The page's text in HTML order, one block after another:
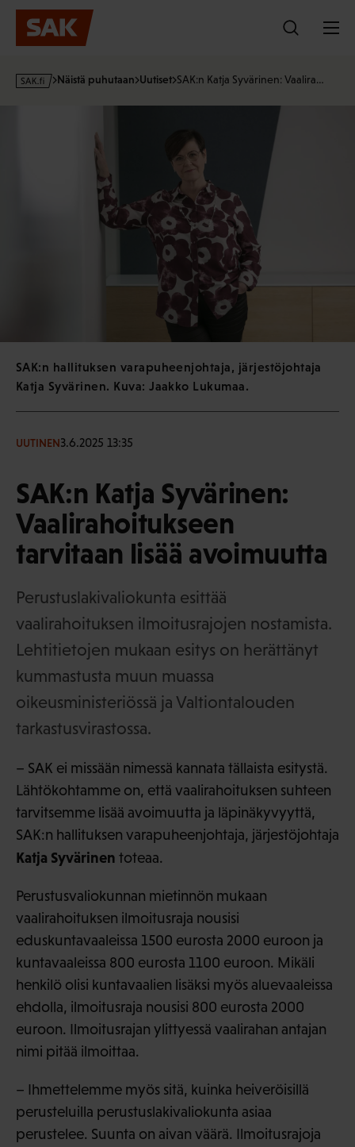
Hyppää
sisältöön
s
Näistä puhutaan Uutiset SAK:n Katja Syvärinen: Vaalira…
SAK:n hallituksen varapuheenjohtaja, järjestöjohtaja
Katja Syvärinen. Kuva: Jaakko Lukumaa.
UUTINEN3.6.2025 13:35
SAK:n Katja Syvärinen:
Vaalirahoitukseen
tarvitaan lisää avoimuutta
Perustuslakivaliokunta esittää
vaalirahoituksen ilmoitusrajojen nostamista.
Lehtitietojen mukaan esitys on herättänyt
kummastusta muun muassa
oikeusministeriössä ja Valtiontalouden
tarkastusvirastossa.
– SAK ei missään nimessä kannata tällaista esitystä.
Lähtökohtamme on, että vaalirahoituksen suhteen
tarvitsemme lisää avoimuutta ja läpinäkyvyyttä,
SAK:n hallituksen varapuheenjohtaja, järjestöjohtaja
Katja Syvärinen toteaa.
Perustusvaliokunnan mietinnön mukaan
vaalirahoituksen ilmoitusraja nousisi
eduskuntavaaleissa 1500 eurosta 2000 euroon ja
kuntavaaleissa 800 eurosta 1100 euroon. Mikäli
henkilö olisi kuntavaalien lisäksi myös aluevaaleissa
ehdolla, ilmoitusraja nousisi 800 eurosta 2000
euroon. Ilmoitusrajan ylittyessä vaalirahan antajan
nimi pitää ilmoittaa.
– Ihmettelemme myös sitä, kuinka heiveröisillä
perusteluilla perustuslakivaliokunta asiaa
perustelee. Suunta on aivan väärä. Ilmoitusrajoja